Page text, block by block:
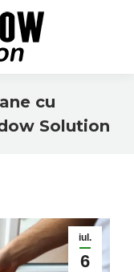
cu
Solution
iul.
6